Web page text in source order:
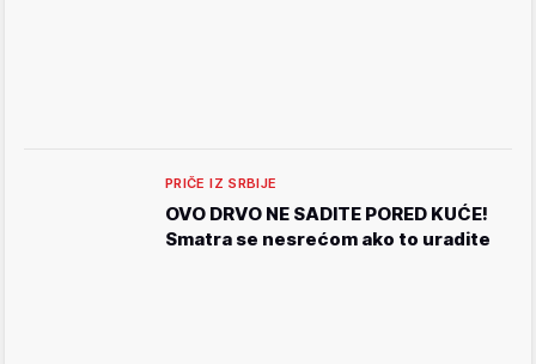
PRIČE IZ SRBIJE
OVO DRVO NE SADITE PORED KUĆE!
Smatra se nesrećom ako to uradite